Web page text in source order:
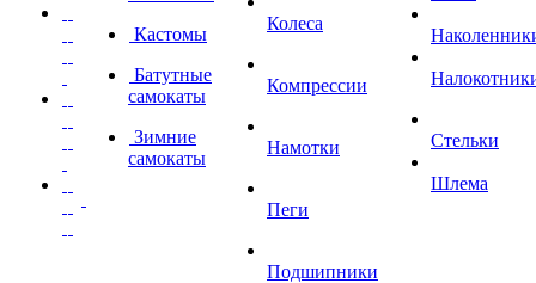
Кастомы
Батутные
самокаты
Зимние
самокаты
Колеса
Компрессии
Намотки
Пеги
Подшипники
Стельки
Шлема